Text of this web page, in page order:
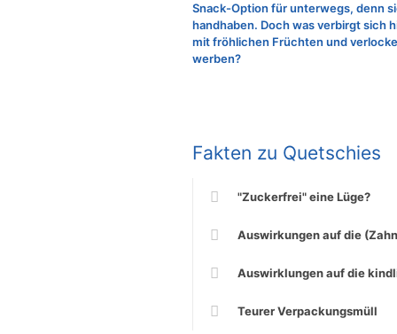
Snack-Option für unterwegs, denn
handhaben. Doch was verbirgt sich
mit fröhlichen Früchten und
werben?
Fakten zu Quetschies
"Zuckerfrei" eine Lüge?
Auswirkungen auf die
Auswirklungen auf die
Teurer Verpackungsmüll